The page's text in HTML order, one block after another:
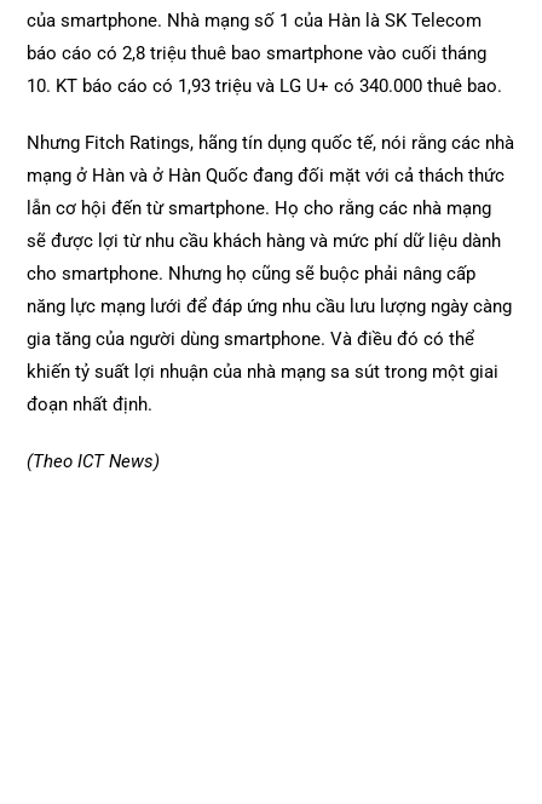
của smartphone. Nhà mạng số 1 của Hàn là SK Telecom
báo cáo có 2,8 triệu thuê bao smartphone vào cuối tháng
10. KT báo cáo có 1,93 triệu và LG U+ có 340.000 thuê bao.
Nhưng Fitch Ratings, hãng tín dụng quốc tế, nói rằng các nhà
mạng ở Hàn và ở Hàn Quốc đang đối mặt với cả thách thức
lẫn cơ hội đến từ smartphone. Họ cho rằng các nhà mạng
sẽ được lợi từ nhu cầu khách hàng và mức phí dữ liệu dành
cho smartphone. Nhưng họ cũng sẽ buộc phải nâng cấp
năng lực mạng lưới để đáp ứng nhu cầu lưu lượng ngày càng
gia tăng của người dùng smartphone. Và điều đó có thể
khiến tỷ suất lợi nhuận của nhà mạng sa sút trong một giai
đoạn nhất định.
(Theo ICT News)